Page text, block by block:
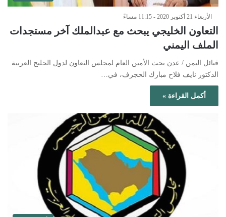
الأربعاء 21 أكتوبر 2020 - 11:15 مساءً
التعاون الخليجي يبحث مع عبدالملك آخر مستجدات
الملف اليمني
قبائل اليمن / عدن بحث الأمين العام لمجلس التعاون لدول الحليج العربية
الدكتور نايف فلاح مبارك الحجرف، في…
أكمل القراءة »